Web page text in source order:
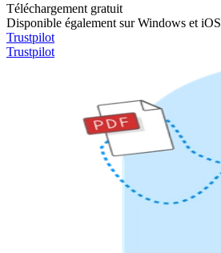
Téléchargement gratuit
Disponible également sur Windows et iOS
Trustpilot
Trustpilot